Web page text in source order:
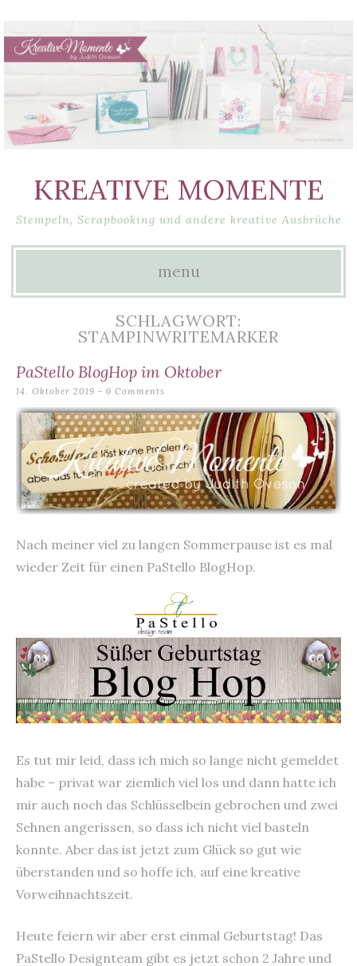
KREATIVE MOMENTE
Stempeln, Scrapbooking und andere kreative Ausbrüche
menu
content
SCHLAGWORT:
STAMPINWRITEMARKER
PaStello BlogHop im Oktober
14. Oktober 2019 6 Comments
Nach meiner viel zu langen Sommerpause ist es mal
wieder Zeit für einen PaStello BlogHop.
Es tut mir leid, dass ich mich so lange nicht gemeldet
habe – privat war ziemlich viel los und dann hatte ich
mir auch noch das Schlüsselbein gebrochen und zwei
Sehnen angerissen, so dass ich nicht viel basteln
konnte. Aber das ist jetzt zum Glück so gut wie
überstanden und so hoffe ich, auf eine kreative
Vorweihnachtszeit.
Heute feiern wir aber erst einmal Geburtstag! Das
PaStello Designteam gibt es jetzt schon 2 Jahre und